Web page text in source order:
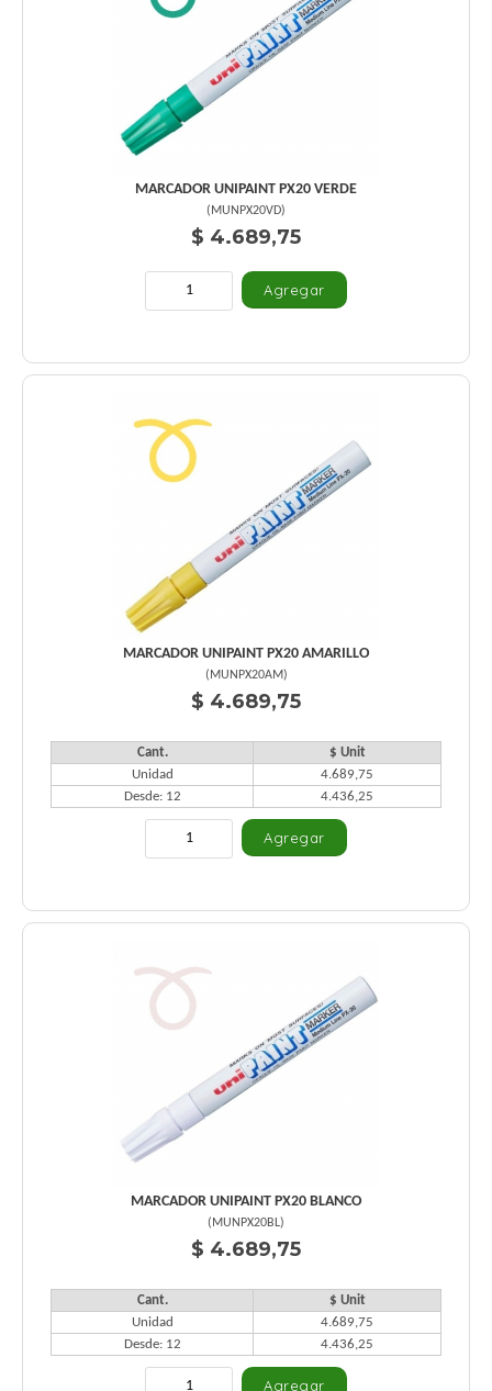
MARCADOR UNIPAINT PX20 VERDE
( MUNPX20VD)
$ 4.689,75
MARCADOR UNIPAINT PX20 AMARILLO
( MUNPX20AM)
$ 4.689,75
Cant.
$ Unit
Unidad
4.689,75
Desde: 12
4.436,25
MARCADOR UNIPAINT PX20 BLANCO
( MUNPX20BL)
$ 4.689,75
Cant.
$ Unit
Unidad
4.689,75
Desde: 12
4.436,25